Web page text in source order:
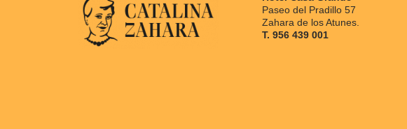
Paseo del Pradillo 57
Zahara de los Atunes.
T. 956 439 001